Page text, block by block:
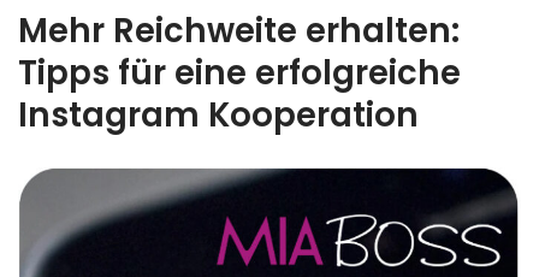
Mehr Reichweite erhalten:
Tipps für eine erfolgreiche
Instagram Kooperation